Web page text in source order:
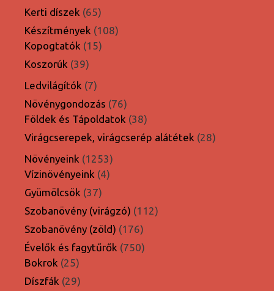
Kerti díszek 6565
termék
Készítmények 108108
Kopogtatók 1515
Koszorúk 3939
termék
Ledvilágítók 77
termék
Növénygondozás 7676
termék
Földek és Tápoldatok 3838
termék
Virágcserepek, virágcserép alátétek 2828
Növényeink 12531253
termék
Vízinövényeink 44
Gyümölcsök 3737
termék
Szobanövény (virágzó) 112112
Szobanövény (zöld) 176176
termék
Évelők és fagytűrők 750750
Bokrok 2525
termék
Díszfák 2929